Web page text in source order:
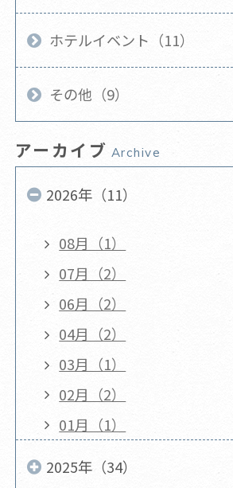
ホテルイベント（11）
その他（9）
アーカイブ Archive
2026年（11）
08月（1）
07月（2）
06月（2）
04月（2）
03月（1）
02月（2）
01月（1）
2025年（34）